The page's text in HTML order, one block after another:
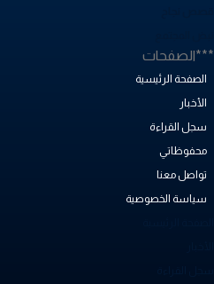
الصفحة الرئيسية
الأخبار
سجل القراءة
محفوظاتي
تواصل معنا
سياسة الخصوصية